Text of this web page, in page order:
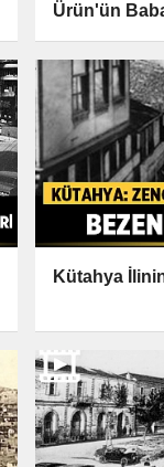
Ürün'ün
Kütahya